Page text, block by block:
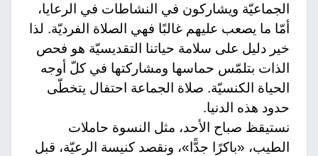
الجماعيّة ويشاركون في النشاطات في الرعايا،
أمّا ما يصعب عليهم غالبًا فهي الصلاة الفرديّة. لذا
خير دليل على سلامة حياتنا التقديسيّة هو فحص
الذات بتلمّس حماسها ومشاركتها في كلّ أوجه
الحياة الكنسيّة. صلاة الجماعة احتفال يتخطّى
حدود هذه الدنيا.
نستيقظ صباح الأحد، مثل النسوة حاملات
الطيب، «باكرًا جدًّا»، ونقصد كنيسة الرعيّة، قبل